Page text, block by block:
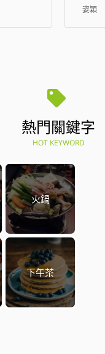
王振洋
熱門關鍵字
HOT KEYWORD
火鍋
下午茶